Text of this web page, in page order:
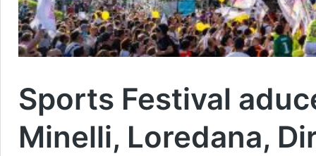
Sports Festival
Minelli, Loredana,